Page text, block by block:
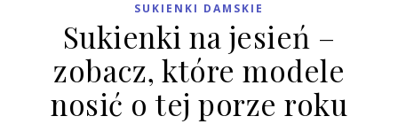
SUKIENKI DAMSKIE
Sukienki na jesień –
zobacz, które modele
nosić o tej porze roku